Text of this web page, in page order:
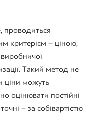
проводиться
критерієм – ціною,
Такий метод не
ціни можуть
оцінювати постійні
– за собівартістю